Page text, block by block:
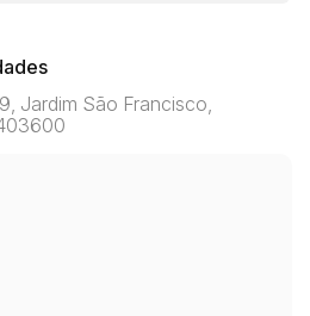
Jardim São Francisco,